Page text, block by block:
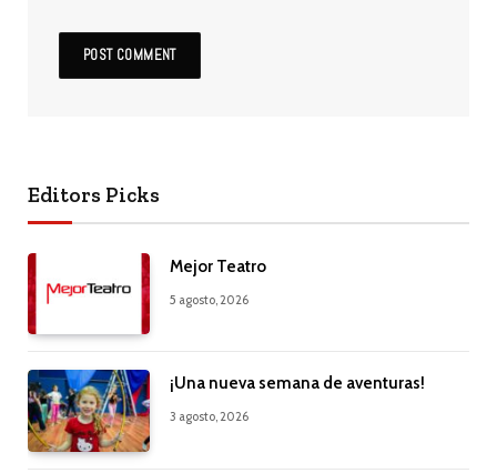
Editors Picks
Mejor Teatro
5 agosto, 2026
¡Una nueva semana de aventuras!
3 agosto, 2026